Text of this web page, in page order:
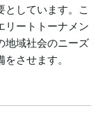
としています。こ
リートトーナメン
地域社会のニーズ
させます。